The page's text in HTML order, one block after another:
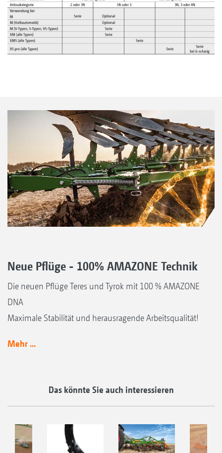
Neue Pflüge - 100% AMAZONE Technik
Die neuen Pflüge Teres und Tyrok mit 100 % AMAZONE
DNA
Maximale Stabilität und herausragende Arbeitsqualität!
Mehr ...
Das könnte Sie auch interessieren